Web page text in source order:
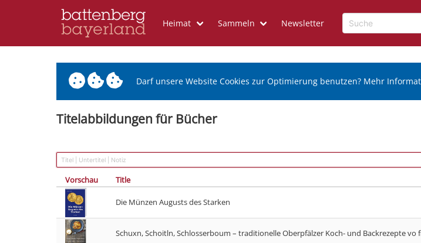
Heimat Sammeln Newsletter
Darf unsere Website Cookies zur Optimierung benutzen? Mehr
Titelabbildungen für Bücher
Vorschau Title
Die Münzen Augusts des Starken
Schuxn, Schoitln, Schlosserboum – traditionelle Oberpfälzer Koch- und Backrezepte vo